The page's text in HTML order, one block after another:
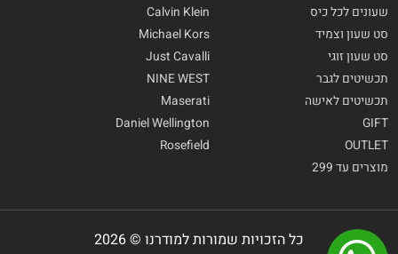
שעונים לכל כיס
סט שעון וצמיד
סט שעון זוגי
תכשיטים לגבר
תכשיטים לאישה
GIFT
OUTLET
מוצרים עד 299
Calvin Klein
Michael Kors
Just Cavalli
NINE WEST
Maserati
Daniel Wellington
Rosefield
כל הזכויות שמורות למודרנו © 2026